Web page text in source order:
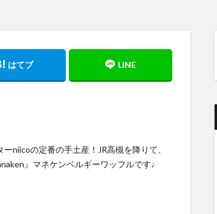
niicoの定番の手土産！JR高槻を降りて、
』マネケンベルギーワッフルです♩